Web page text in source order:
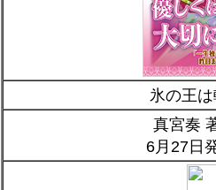
氷の王
真宮奏
6月27日